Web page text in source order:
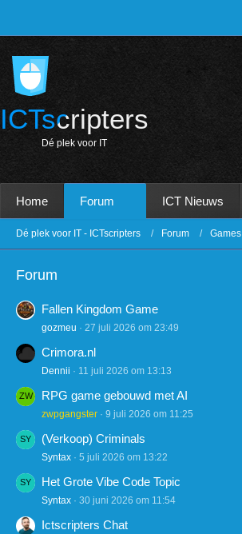
ICTscripters
Dé p e k voor T
Home Forum ICT Nieuws
Dé plek voor IT - ICTscripters Forum Games
Forum
Fallen Kingdom Game
gozmeu 27 juli 2026 om 23:49
Crimora.nl
Dennii 11 juli 2026 om 13:13
RPG game gebouwd met AI
zwpgangster 9 juli 2026 om 11:25
(Verkoop) Criminals
Syntax 5 juli 2026 om 13:22
Het Grote Vibe Code Topic
Syntax 30 juni 2026 om 11:54
Ictscripters Chat